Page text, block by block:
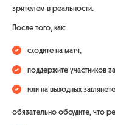
зрителем в реальности.
После того, как:
сходите на матч,
поддержите участников
или на выходных
обязательно обсудите, что